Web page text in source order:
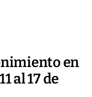
en
al 17 de